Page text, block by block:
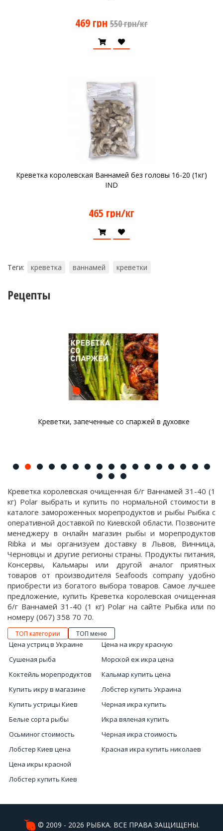
469 грн 550 грн/кг
Креветка королевская Ваннамей без головы 16-20 (1кг)
IND
465 грн/кг
Теги: креветка ваннамей креветки
Рецепты
Креветки, запеченные со спаржей в духовке
Креветка королевская очищенная б/г Ваннамей 31-40 (1
кг) Polar выбрать и купить по нормальной стоимости в
каталоге замороженных морепродуктов и рыбы Рыбка с
оперативной доставкой по Киевской области. Позвоните
менеджеру в онлайн магазин рыбы и морепродуктов
Ribka и мы организуем доставку в Львов, Винница,
Черновцы и другие регионы страны. Продукты питания,
Консервы, Кальмары или другой аналог приятных
товаров от производителя Seafoods company удобно
приобрести из богатого выбора товаров. Самое лучшее
предложение, купить Креветка королевская очищенная
б/г Ваннамей 31-40 (1 кг) Polar на сайте Рыбка или по
номеру (067) 358 70 70.
ТОП категории ТОП меню
Цена устриц в Украине
Сушеная рыба
Коктейль морепродуктов
Купить икру в магазине
Купить устрицы Киев
Белые сорта рыбы
Осьминог стоимость
Лобстер Киев цена
Цена на икру красную
Морской еж икра цена
Кальмар купить цена
Лобстер купить Украина
Черная икра купить
Икра вяленая купить
Черная икра стоимость
Красная икра купить николаев
Цена икры красной
Лобстер купить Киев
Чёрная икра цены
© 2009 - 2026 РЫБКА. ВСЕ ПРАВА ЗАЩИЩЕНЫ.